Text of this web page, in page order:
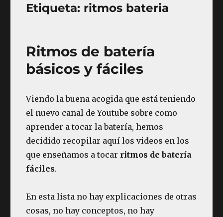
Etiqueta: ritmos bateria
Ritmos de batería
básicos y fáciles
Viendo la buena acogida que está teniendo
el nuevo canal de Youtube sobre como
aprender a tocar la batería, hemos
decidido recopilar aquí los videos en los
que enseñamos a tocar ritmos de batería
fáciles.
En esta lista no hay explicaciones de otras
cosas, no hay conceptos, no hay